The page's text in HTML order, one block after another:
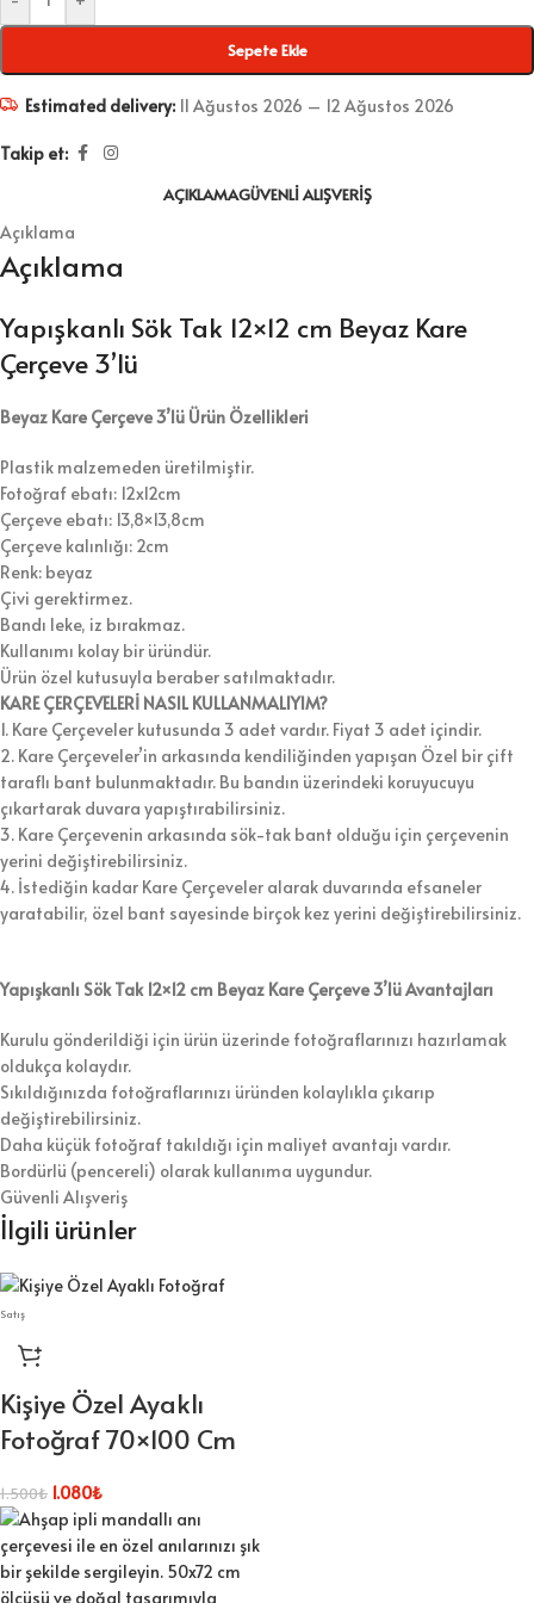
Sepete Ekle
Estimated delivery: 11 Ağustos 2026 – 12 Ağustos 2026
Takip et:
AÇIKLAMAGÜVENLI ALIŞVERIŞ
Açıklama
Açıklama
Yapışkanlı Sök Tak 12×12 cm Beyaz Kare
Çerçeve 3’lü
Beyaz Kare Çerçeve 3’lü Ürün Özellikleri
Plastik malzemeden üretilmiştir.
Fotoğraf ebatı: 12x12cm
Çerçeve ebatı: 13,8×13,8cm
Çerçeve kalınlığı: 2cm
Renk: beyaz
Çivi gerektirmez.
Bandı leke, iz bırakmaz.
Kullanımı kolay bir üründür.
Ürün özel kutusuyla beraber satılmaktadır.
KARE ÇERÇEVELERİ NASIL KULLANMALIYIM?
1. Kare Çerçeveler kutusunda 3 adet vardır. Fiyat 3 adet içindir.
2. Kare Çerçeveler’in arkasında kendiliğinden yapışan Özel bir çift
taraflı bant bulunmaktadır. Bu bandın üzerindeki koruyucuyu
çıkartarak duvara yapıştırabilirsiniz.
3. Kare Çerçevenin arkasında sök-tak bant olduğu için çerçevenin
yerini değiştirebilirsiniz.
4. İstediğin kadar Kare Çerçeveler alarak duvarında efsaneler
yaratabilir, özel bant sayesinde birçok kez yerini değiştirebilirsiniz.
Yapışkanlı Sök Tak 12×12 cm Beyaz Kare Çerçeve 3’lü Avantajları
Kurulu gönderildiği için ürün üzerinde fotoğraflarınızı hazırlamak
oldukça kolaydır.
Sıkıldığınızda fotoğraflarınızı üründen kolaylıkla çıkarıp
değiştirebilirsiniz.
Daha küçük fotoğraf takıldığı için maliyet avantajı vardır.
Bordürlü (pencereli) olarak kullanıma uygundur.
Güvenli Alışveriş
İlgili ürünler
Satış
Kişiye Özel Ayaklı
Fotoğraf 70×100 Cm
1.500₺ 1.080₺